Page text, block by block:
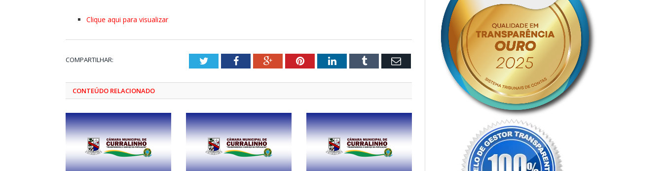
Clique aqui para visualizar
COMPARTILHAR: TwitterFacebookGoogle+PinterestLinkedInTumblr Email
CONTEÚDO RELACIONADO